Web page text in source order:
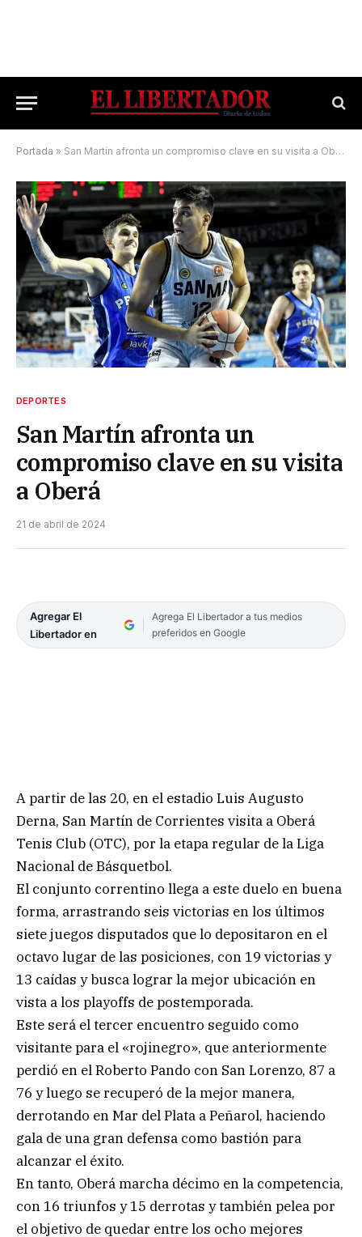
Portada » San Martín afronta un compromiso clave en su visita a Oberá
DEPORTES
San Martín afronta un
compromiso clave en su visita
a Oberá
21 de abril de 2024
Agregar El
Libertador en
Agrega El Libertador a tus medios
preferidos en Google
A partir de las 20, en el estadio Luis Augusto
Derna, San Martín de Corrientes visita a Oberá
Tenis Club (OTC), por la etapa regular de la Liga
Nacional de Básquetbol.
El conjunto correntino llega a este duelo en buena
forma, arrastrando seis victorias en los últimos
siete juegos disputados que lo depositaron en el
octavo lugar de las posiciones, con 19 victorias y
13 caídas y busca lograr la mejor ubicación en
vista a los playoffs de postemporada.
Este será el tercer encuentro seguido como
visitante para el «rojinegro», que anteriormente
perdió en el Roberto Pando con San Lorenzo, 87 a
76 y luego se recuperó de la mejor manera,
derrotando en Mar del Plata a Peñarol, haciendo
gala de una gran defensa como bastión para
alcanzar el éxito.
En tanto, Oberá marcha décimo en la competencia,
con 16 triunfos y 15 derrotas y también pelea por
el objetivo de quedar entre los ocho mejores